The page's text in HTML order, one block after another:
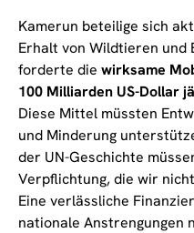
Kamerun beteilige sich
Erhalt von Wildtieren und
forderte die wirksame
100 Milliarden US-Dollar
Diese Mittel müssten
und Minderung
der UN-Geschichte
Verpflichtung, die wir
Eine verlässliche
nationale Anstrengungen